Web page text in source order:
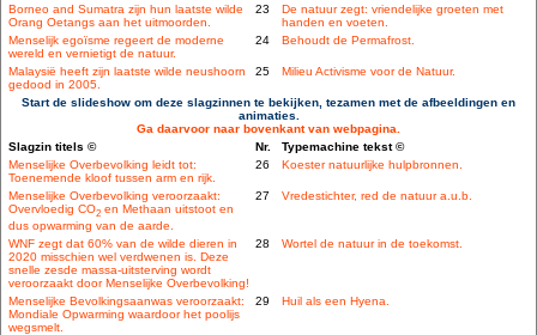
Borneo and Sumatra zijn hun laatste wilde
Orang Oetangs aan het uitmoorden.
23
De natuur zegt: vriendelijke groeten met
handen en voeten.
Menselijk egoïsme regeert de moderne
wereld en vernietigt de natuur.
24 Behoudt de Permafrost.
Malaysië heeft zijn laatste wilde neushoorn
gedood in 2005.
25 Milieu Activisme voor de Natuur.
Start de slideshow om deze slagzinnen te bekijken, tezamen met de afbeeldingen en
animaties.
Ga daarvoor naar bovenkant van webpagina.
Slagzin titels ©
Nr.
Typemachine tekst ©
Menselijke Overbevolking leidt tot:
Toenemende kloof tussen arm en rijk.
26 Koester natuurlijke hulpbronnen.
Menselijke Overbevolking veroorzaakt:
Overvloedig CO2 en Methaan uitstoot en
dus opwarming van de aarde.
27 Vredestichter, red de natuur a.u.b.
WNF zegt dat 60% van de wilde dieren in
2020 misschien wel verdwenen is. Deze
snelle zesde massa-uitsterving wordt
veroorzaakt door Menselijke Overbevolking!
28 Wortel de natuur in de toekomst.
Menselijke Bevolkingsaanwas veroorzaakt:
Mondiale Opwarming waardoor het poolijs
wegsmelt.
29 Huil als een Hyena.